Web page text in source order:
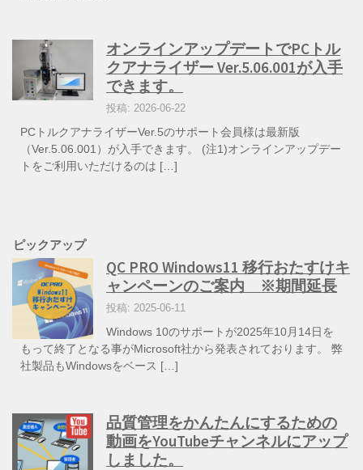
オンラインアップデートでPCトル
クアナライザー Ver.5.06.001が入手
できます。
投稿: 2026-06-22
PCトルクアナライザーVer.5のサポート会員様は最新版
（Ver.5.06.001）が入手できます。 (注1)オンラインアップデー
トをご利用いただけるのは […]
ピックアップ
QC PRO Windows11 移行おたすけキ
ャンペーンのご案内 ※期間延長
投稿: 2025-06-11
Windows 10のサポートが2025年10月14日を
もって終了となる事がMicrosoft社から発表されております。 弊
社製品もWindowsをベース […]
品質管理をかんたんにするための
動画をYouTubeチャンネルにアップ
しました。